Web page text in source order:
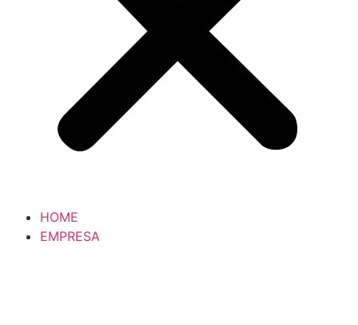
HOME
EMPRESA